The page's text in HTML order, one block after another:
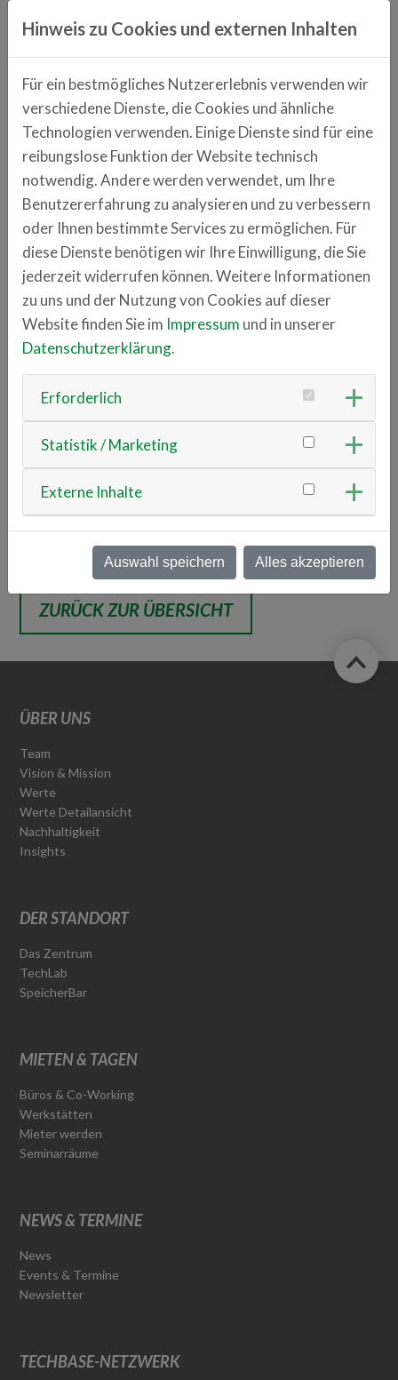
Schwerpunkt auf technische Forschung und
verwandten Produkten und hat sich erfolgreich in die
globale Lieferkette für Automobil-Elektronik
integriert. Das Kernkundenportfolio der Keboda-
Gruppe umfasst Dutzende weltweit führende
Automobilhersteller, darunter Volkswagen, Daimler,
BMW, Ford, Renault, PSA, Jaguar Land Rover, FAW
Group, SAIC Volkswagen und weitere neue
Automobilhersteller für E-Autos.
keboda.com
Anschrift
93053 Regensburg
Ansprechpartner
rich.ji
de.keboda.com
ZURÜCK ZUR ÜBERSICHT
ÜBER UNS
Team
Vision & Mission
Werte
Werte Detailansicht
Nachhaltigkeit
Insights
DER STANDORT
Das Zentrum
TechLab
SpeicherBar
MIETEN & TAGEN
Büros & Co-Working
Werkstätten
Mieter werden
Seminarräume
NEWS & TERMINE
News
Events & Termine
Newsletter
TECHBASE-NETZWERK
Hinweis zu Cookies und externen Inhalten
Für ein bestmögliches Nutzererlebnis verwenden wir
verschiedene Dienste, die Cookies und ähnliche
Technologien verwenden. Einige Dienste sind für eine
reibungslose Funktion der Website technisch
notwendig. Andere werden verwendet, um Ihre
Benutzererfahrung zu analysieren und zu verbessern
oder Ihnen bestimmte Services zu ermöglichen. Für
diese Dienste benötigen wir Ihre Einwilligung, die Sie
jederzeit widerrufen können. Weitere Informationen
zu uns und der Nutzung von Cookies auf dieser
Website finden Sie im Impressum und in unserer
Datenschutzerklärung.
Erforderlich
Statistik / Marketing
Externe Inhalte
Auswahl speichern Alles akzeptieren